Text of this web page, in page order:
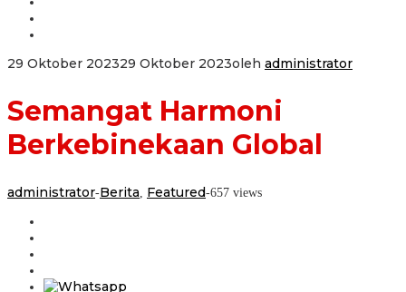
29 Oktober 202329 Oktober 2023oleh administrator
Semangat Harmoni
Berkebinekaan Global
administrator-Berita Featured-657 views